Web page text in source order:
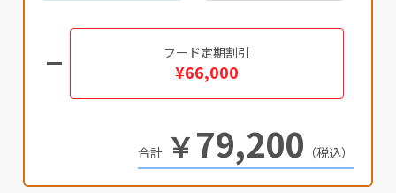
フード定期割引
¥66,000
￥79,200 （税込）